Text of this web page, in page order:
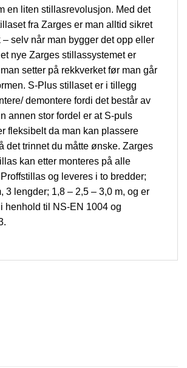
en liten stillasrevolusjon. Med det
fra Zarges er man alltid sikret
– selv når man bygger det opp eller
nye Zarges stillassystemet er
setter på rekkverket før man går
S-Plus stillaset er i tillegg
demontere fordi det består av
annen stor fordel er at S-puls
fleksibelt da man kan plassere
det trinnet du måtte ønske. Zarges
kan etter monteres på alle
og leveres i to bredder;
3 lengder; 1,8 – 2,5 – 3,0 m, og er
henhold til NS-EN 1004 og